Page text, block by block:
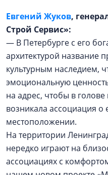
Евгений Жуков,
Строй Сервис»:
— В Петербурге с его
архитектурой название
культурным наследием,
эмоциональную
на адрес, чтобы в голове
возникала ассоциация о
местоположении.
На территории
нередко играют на
ассоциациях с